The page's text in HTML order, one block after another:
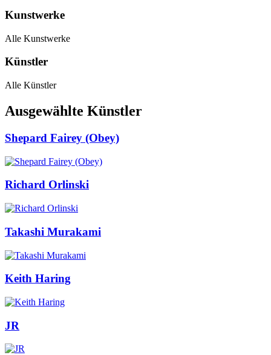
Kunstwerke
Alle Kunstwerke
Künstler
Alle Künstler
Ausgewählte Künstler
Shepard Fairey (Obey)
Richard Orlinski
Takashi Murakami
Keith Haring
JR